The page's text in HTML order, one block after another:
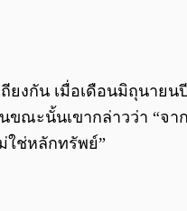
งกัน เมื่อเดือนมิถุนายน
ขณะนั้นเขากล่าวว่า “จ
ม่ใช่หลักทรัพย์”